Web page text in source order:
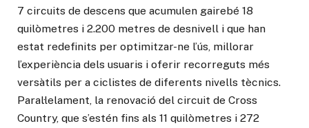
7 circuits de descens que acumulen gairebé 18
quilòmetres i 2.200 metres de desnivell i que han
estat redefinits per optimitzar-ne l’ús, millorar
l’experiència dels usuaris i oferir recorreguts més
versàtils per a ciclistes de diferents nivells tècnics.
Paral·lelament, la renovació del circuit de Cross
Country, que s’estén fins als 11 quilòmetres i 272